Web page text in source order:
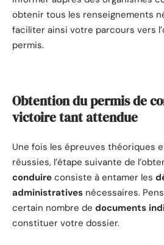
obtenir tous les renseignements
faciliter ainsi votre parcours vers
permis.
Obtention du permis de
victoire tant attendue
Une fois les épreuves théoriques
réussies, l’étape suivante de
conduire consiste à entamer les
administratives nécessaires.
certain nombre de documents
constituer votre dossier.